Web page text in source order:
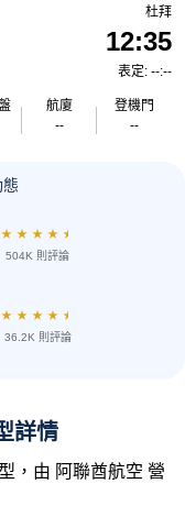
杜拜
12:35
表定: --:--
航廈
--
登機門
--
★ ★ ★ ★ ★
504K 則評論
★ ★ ★ ★ ★
36.2K 則評論
詳情
，由 阿聯酋航空 營